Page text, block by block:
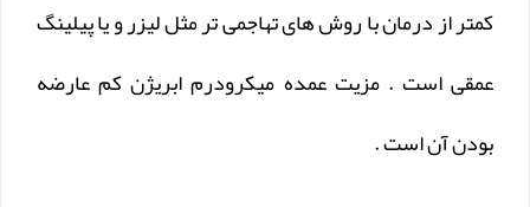
کمتر از درمان با روش های تهاجمی تر مثل لیزر و یا پیلینگ
عمقی است . مزیت عمده میکرودرم ابریژن کم عارضه
بودن آن است .